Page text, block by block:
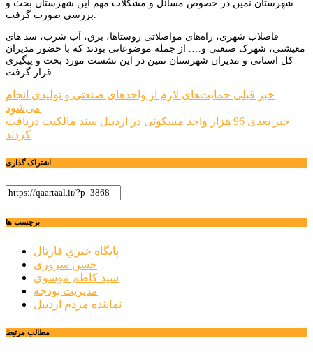
شهرستان نمین در خصوص مسائل و مشکلات مهم این شهرستان بحث و
بررسی صورت گرفت.
فاضلاب شهری، راه‌های مواصلاتی روستاها، برق، آب شرب، سد های
معیشتی، شهرک صنعتی و…. از جمله موضوعاتی بودند که با حضور مدیران
کل استانی و مدیران شهرستان نمین در این نشست مورد بحث و پیگیری
قرار گرفت.
راهبری
نوشته
خبر قبلی حمایت‌های لازم از واحدهای صنعتی و تولیدی انجام
می‌شود
خبر بعدی
96 هزار واحد مسکونی در اردبیل سند مالکیت دریافت
کردند
اشتراک گذاری
برچسب ها
پايگاه خبري قارتال
حسن سروری
سید کاظم موسوی
مدیریت بودجه
نماینده مردم اردبیل
مطالب مرتبط